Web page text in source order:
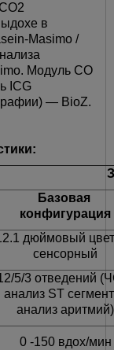
в
Masimo /
Модуль CO
ICG
— BioZ.
Базовая
конфигурация
дюймовый
сенсорный
5/3 отведений
анализ ST
анализ аритмий)
0 -150 вдох/мин